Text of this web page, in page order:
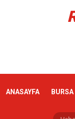
ANASAYFA BURSA